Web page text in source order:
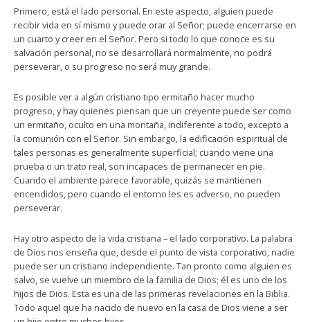
Primero, está el lado personal. En este aspecto, alguien puede
recibir vida en sí mismo y puede orar al Señor; puede encerrarse en
un cuarto y creer en el Señor. Pero si todo lo que conoce es su
salvación personal, no se desarrollará normalmente, no podrá
perseverar, o su progreso no será muy grande.
Es posible ver a algún cristiano tipo ermitaño hacer mucho
progreso, y hay quienes piensan que un creyente puede ser como
un ermitaño, oculto en una montaña, indiferente a todo, excepto a
la comunión con el Señor. Sin embargo, la edificación espiritual de
tales personas es generalmente superficial; cuando viene una
prueba o un trato real, son incapaces de permanecer en pie.
Cuando el ambiente parece favorable, quizás se mantienen
encendidos, pero cuando el entorno les es adverso, no pueden
perseverar.
Hay otro aspecto de la vida cristiana – el lado corporativo. La palabra
de Dios nos enseña que, desde el punto de vista corporativo, nadie
puede ser un cristiano independiente. Tan pronto como alguien es
salvo, se vuelve un miembro de la familia de Dios; él es uno de los
hijos de Dios. Esta es una de las primeras revelaciones en la Biblia.
Todo aquel que ha nacido de nuevo en la casa de Dios viene a ser